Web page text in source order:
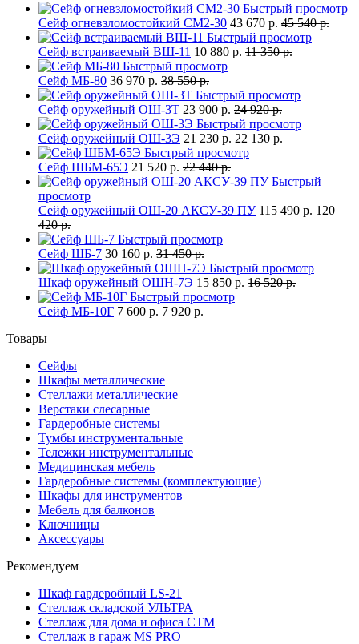
Быстрый просмотр
Сейф огневзломостойкий СМ2-30 43 670 р. 45 540 р.
Быстрый просмотр
Сейф встраиваемый ВШ-11 10 880 р. 11 350 р.
Быстрый просмотр
Сейф МБ-80 36 970 р. 38 550 р.
Быстрый просмотр
Сейф оружейный ОШ-3Т 23 900 р. 24 920 р.
Быстрый просмотр
Сейф оружейный ОШ-3Э 21 230 р. 22 130 р.
Быстрый просмотр
Сейф ШБМ-65Э 21 520 р. 22 440 р.
Быстрый
просмотр
Сейф оружейный ОШ-20 АКСУ-39 ПУ 115 490 р. 120
420 р.
Быстрый просмотр
Сейф ШБ-7 30 160 р. 31 450 р.
Быстрый просмотр
Шкаф оружейный ОШН-7Э 15 850 р. 16 520 р.
Быстрый просмотр
Сейф МБ-10Г 7 600 р. 7 920 р.
Товары
Сейфы
Шкафы металлические
Стеллажи металлические
Верстаки слесарные
Гардеробные системы
Тумбы инструментальные
Тележки инструментальные
Медицинская мебель
Гардеробные системы (комплектующие)
Шкафы для инструментов
Мебель для балконов
Ключницы
Аксессуары
Рекомендуем
Шкаф гардеробный LS-21
Стеллаж складской УЛЬТРА
Стеллаж для дома и офиса СТМ
Стеллаж в гараж MS PRO